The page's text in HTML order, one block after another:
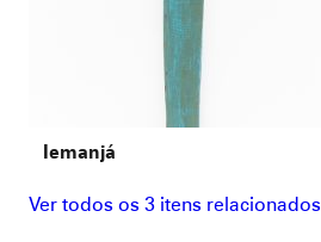
Iemanjá
Ver todos os 3 itens relacionados